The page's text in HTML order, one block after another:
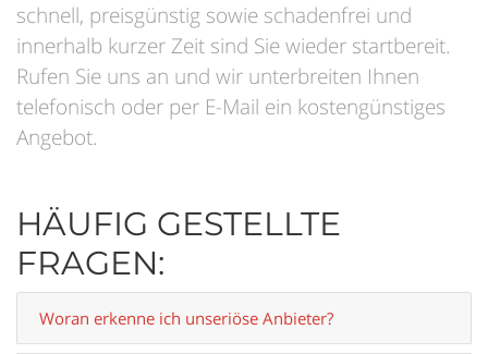
schnell, preisgünstig sowie schadenfrei und
innerhalb kurzer Zeit sind Sie wieder startbereit.
Rufen Sie uns an und wir unterbreiten Ihnen
telefonisch oder per E-Mail ein kostengünstiges
Angebot.
HÄUFIG GESTELLTE
FRAGEN:
Woran erkenne ich unseriöse Anbieter?